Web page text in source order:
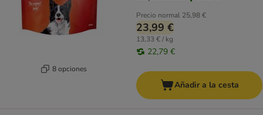
8 opciones
Precio normal 25,98 €
23,99 €
13,33 € / kg
22,79 €
Añadir a la cesta